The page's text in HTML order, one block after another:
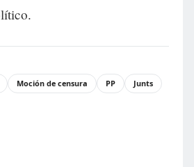
Moción de censura PP
Junts